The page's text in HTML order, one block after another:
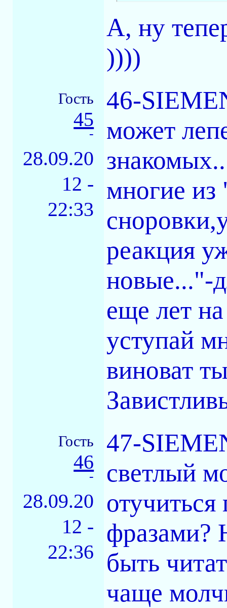
А, ну
))))
Гость
45
-
28.09.20
12 -
22:33
46-
может
многие из
реакция
новые..."-
еще лет
уступай
виноват
Гость
46
-
28.09.20
12 -
22:36
47-
светлый
фразами?
быть
чаще